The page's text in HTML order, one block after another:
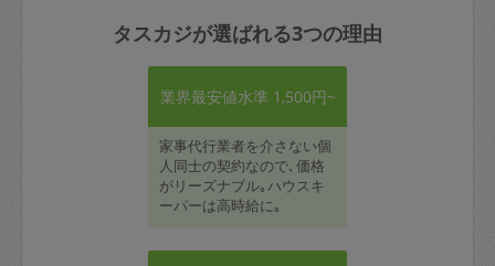
タスカジが選ばれる3つの理由
業界最安値水準 1,500円~
家事代行業者を介さない個
人同士の契約なので､価格
がリーズナブル｡ハウスキ
ーパーは高時給に｡